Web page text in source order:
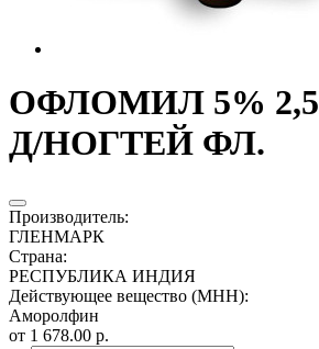
ОФЛОМИЛ 5%
Д/НОГТЕЙ ФЛ.
Производитель:
ГЛЕНМАРК
Страна:
РЕСПУБЛИКА ИНДИЯ
Действующее вещество (МНН):
Аморолфин
от 1 678.00 р.